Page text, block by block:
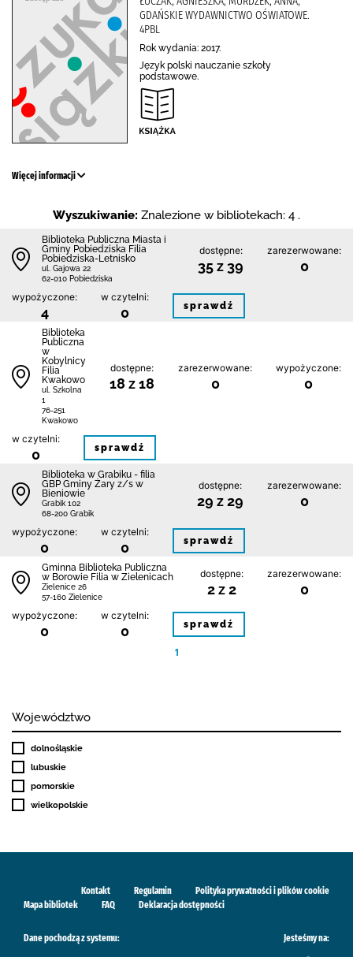
GDAŃSKIE WYDAWNICTWO OŚWIATOWE.
4PBL
Rok wydania: 2017.
Język polski nauczanie szkoły
podstawowe.
Więcej informacji
Wyszukiwanie: Znalezione w bibliotekach: 4 .
Biblioteka Publiczna Miasta i
Gminy Pobiedziska Filia
Pobiedziska-Letnisko
ul. Gajowa 22
62-010 Pobiedziska
dostępne:
35 z 39
zarezerwowane:
0
wypożyczone:
4
w czytelni:
0 sprawdź
Biblioteka
Publiczna
w
Kobylnicy
Filia
Kwakowo
ul. Szkolna
1
76-251
Kwakowo
dostępne:
18 z 18
zarezerwowane:
0
wypożyczone:
0
w czytelni:
0 sprawdź
Biblioteka w Grabiku - filia
GBP Gminy Żary z/s w
Bieniowie
Grabik 102
68-200 Grabik
dostępne:
29 z 29
zarezerwowane:
0
wypożyczone:
0
w czytelni:
0 sprawdź
Gminna Biblioteka Publiczna
w Borowie Filia w Zielenicach
Zielenice 26
57-160 Zielenice
dostępne:
2 z 2
zarezerwowane:
0
wypożyczone:
0
w czytelni:
0 sprawdź
1
Województwo
dolnośląskie
lubuskie
pomorskie
wielkopolskie
Kontakt Regulamin
Polityka prywatności i plików cookie
Mapa bibliotek
FAQ Deklaracja dostępności
Dane pochodzą z systemu: Jesteśmy na: